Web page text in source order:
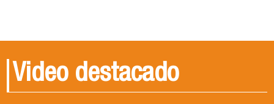
Video destacado